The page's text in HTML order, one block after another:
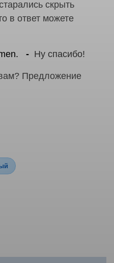
скрыть
в ответ можете
Ну спасибо!
Предложение